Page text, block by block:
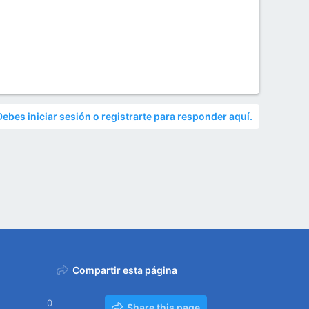
iniciar sesión o registrarte para responder aquí.
0
Compartir esta página